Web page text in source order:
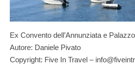
Ex Convento dell’Annunziata e
Autore: Daniele Pivato
Copyright: Five In Travel –